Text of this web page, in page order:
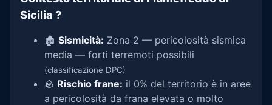
Sicilia ?
🏚️ Sismicità: Zona 2 — pericolosità sismica
media — forti terremoti possibili
(classificazione DPC)
🪨 Rischio frane: il 0% del territorio è in aree
a pericolosità da frana elevata o molto